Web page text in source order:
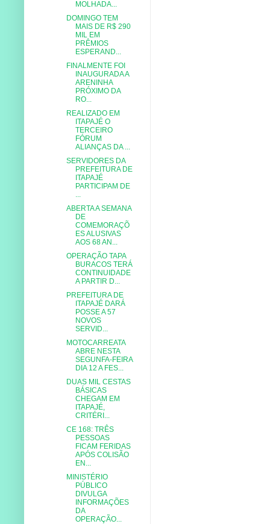
MOLHADA...
DOMINGO TEM
MAIS DE R$ 290
MIL EM
PRÊMIOS
ESPERAND...
FINALMENTE FOI
INAUGURADA A
ARENINHA
PRÓXIMO DA
RO...
REALIZADO EM
ITAPAJÉ O
TERCEIRO
FÓRUM
ALIANÇAS DA ...
SERVIDORES DA
PREFEITURA DE
ITAPAJÉ
PARTICIPAM DE
ABERTA A SEMANA
DE
COMEMORAÇÕ
ES ALUSIVAS
AOS 68 AN...
OPERAÇÃO TAPA
BURACOS TERÁ
CONTINUIDADE
A PARTIR D...
PREFEITURA DE
ITAPAJÉ DARÁ
POSSE A 57
NOVOS
SERVID...
MOTOCARREATA
ABRE NESTA
SEGUNFA-FEIRA
DIA 12 A FES...
DUAS MIL CESTAS
BÁSICAS
CHEGAM EM
ITAPAJÉ,
CRITÉRI...
CE 168: TRÊS
PESSOAS
FICAM FERIDAS
APÓS COLISÃO
EN...
MINISTÉRIO
PÚBLICO
DIVULGA
INFORMAÇÕES
DA
OPERAÇÃO...